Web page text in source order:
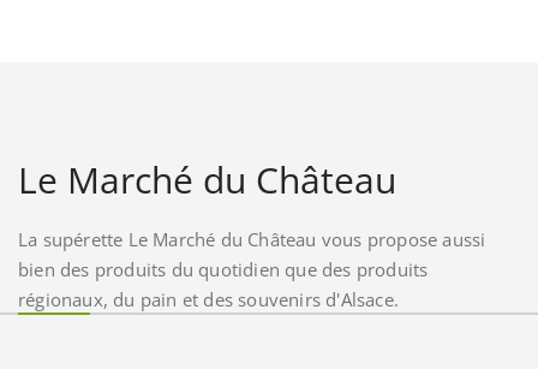
Le Marché du Château
La supérette Le Marché du Château vous propose aussi
bien des produits du quotidien que des produits
régionaux, du pain et des souvenirs d'Alsace.